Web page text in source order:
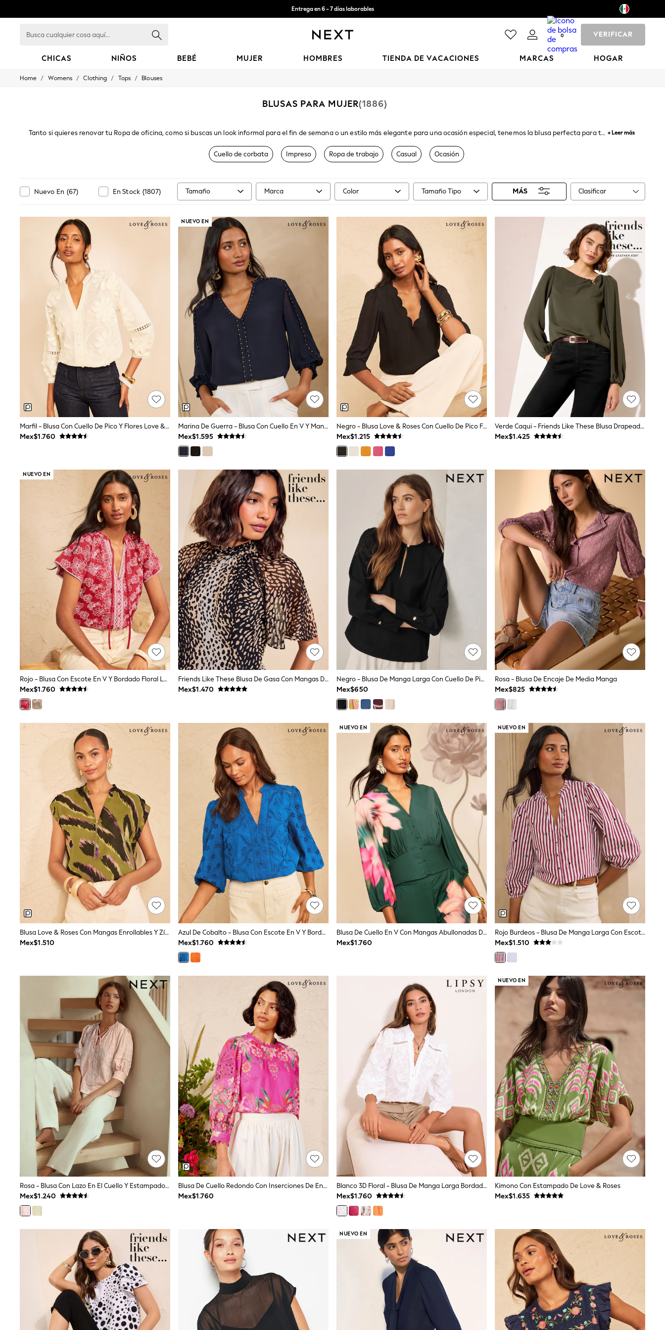
Entrega en 6 - 7 días laborables
cualquier
0 VERIFICAR
CHICAS NIÑOS BEBÉ MUJER HOMBRES TIENDA DE VACACIONES MARCAS HOGAR
GIRLS
Toy Story
Summer Dresses
12-14 Years
Babygrows & Sleepsuits
Bodysuits & Vests
Coats & Jackets
Dresses
Jeans
Jumpsuits & Playsuits
Knitwear
Nightwear & Pyjamas
Trousers & Leggings
Schoolwear
Sets & Outfits
Shirts & Blouses
Shorts & Skirts
Sportswear
Sweatshirts & Hoodies
Swimwear
T-Shirts
Tops
All Holiday Shop
Tops
Dresses
Shorts
Skirts
Sandals & Sliders
Sun Hats & Caps
Shop All Footwear
Sneakers & Pumps
School Shoes
Half Sizes
Wide Fit
New in
Summer Dresses
Occasion and Party Dresses
Floral Dresses
Sequin Dresses
Short Sleeve Dresses
Longsleeve Dresses
100% Cotton Dresses
Long Sleeve
Short Sleeve
Printed T-Shirts
Plain T-Shirts
Multipacks
All Underwear
Pyjamas
Slippers
Socks & Tights
All Bags & Accessories
Shop all
Hoodies & Sweatshirts
T-Shirts & Vests
Leggings, Joggers & Shorts
Hats, Gloves & Scarves
0-2 Years
3-5 Years
6-8 Years
9-11 Years
12-14 Years
15+ Years
All Boy's New In
Boys' New In
Trending: Top & Short Sets
Trending: Clogs
Toy Story
Pokemon
Spiderman
THE SET
Shop All Clothing
Babygrows & Sleepsuits
Jeans
Nightwear & Pyjamas
Sets & Outfits
Shirts & Polos
Shorts
Sportswear
Suits & Waistcoats
Sweatshirts & Hoodies
Swimwear
T-Shirts
Tops
Pants & Chinos
All Holiday Shop
Tops & T-Shirts
Shorts
Sandals & Sliders
Rash Vests
Sun Safe Swimwear
Sun Hats & Caps
Shop All Footwear
Baby & Toddler
Boots & Wellies
School Shoes
Underwear & Socks
All Underwear
Slippers
Socks
All Accessories
Bags
Shop All Boys
Sneakers
Hoodies & Sweatshirts
Home / Womens / Clothing / Tops / Blouses
BLUSAS PARA MUJER(1886)
Tanto si quieres renovar tu Ropa de oficina, como si buscas un look informal para el fin de semana o un estilo más elegante para una ocasión especial, tenemos la blusa perfecta para ti.
estampados florales junto con estampados llamativos u opta por una combinación de colores lisos o el tradicional
blanco. Con opciones de manga larga y corta en una mezcla de estilos
con botones, cuello con lazo y escotes tradicionales redondos y en V. Combínalo con pantalones sartoriales para ir al trabajo o dale un toque más glamuroso con unos pantalones de
+ Leer más
Cuello de corbata Impreso Ropa de trabajo Casual Ocasión
Nuevo En (67) En Stock (1807) Tamaño Marca Color Tamaño Tipo MÁS Clasificar
Marfil - Blusa Con Cuello De Pico Y Flores Love & Roses 3D
Mex$1.760
NUEVO EN
Marina De Guerra - Blusa Con Cuello En V Y Mangas 3/4 De Love & Roses
Mex$1.595
Negro - Blusa Love & Roses Con Cuello De Pico Festoneado Y Mangas Acampanadas
Mex$1.215
Verde Caqui - Friends Like These Blusa Drapeada Con Detalles De Herrajes Y Manga Larga
Mex$1.425
NUEVO EN
Rojo - Blusa Con Escote En V Y Bordado Floral Love & Roses
Mex$1.760
Friends Like These Blusa De Gasa Con Mangas De Ángel
Mex$1.470
Negro - Blusa De Manga Larga Con Cuello De Pico Overhead.
Mex$650
Rosa - Blusa De Encaje De Media Manga
Mex$825
Blusa Love & Roses Con Mangas Enrollables Y Zíper Frontal.
Mex$1.510
Azul De Cobalto - Blusa Con Escote En V Y Bordado Love & Roses
Mex$1.760
NUEVO EN
Blusa De Cuello En V Con Mangas Abullonadas De Love & Roses
Mex$1.760
NUEVO EN
Rojo Burdeos - Blusa De Manga Larga Con Escote En V Y Lazo Bordado Con Estampado De Rayas "Love & Roses"
Mex$1.510
Rosa - Blusa Con Lazo En El Cuello Y Estampado Cachemira Bordado
Mex$1.240
Blusa De Cuello Redondo Con Inserciones De Encaje Y Estampado Floral "Love & Roses"
Mex$1.760
Blanco 3D Floral - Blusa De Manga Larga Bordada Lipsy 3/4
Mex$1.760
NUEVO EN
Kimono Con Estampado De Love & Roses
Mex$1.635
NUEVO EN